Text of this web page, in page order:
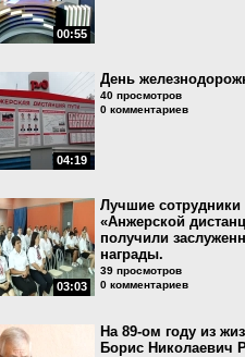
00:55
04:19
День
40 просмотров
0 комментариев
03:03
Лучшие сотрудники
«Анжерской
получили
награды.
39 просмотров
0 комментариев
На 89-ом году из
Борис Николаевич